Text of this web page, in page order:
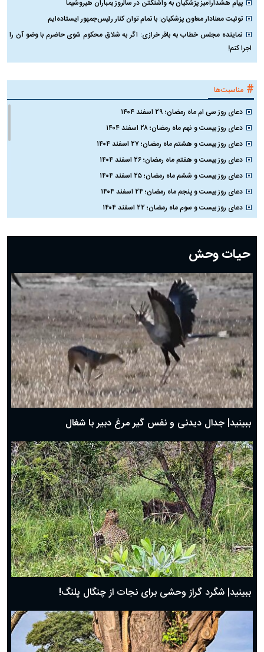
پیام هشدارآمیز پزشکیان به واشنگتن در سالروز بمباران هیروشیما
توئیت معنادار معاون پزشکیان: با تمام توان کنار رئیس‌جمهور ایستاده‌ایم
نماینده مجلس خطاب به باقر خرازی: اگر به شلاق محکوم شوی حاضرم با وضو آن را
اجرا کنم!
# مناسبت‌ها
دعای روز سی ام ماه رمضان؛ ۲۹ اسفند ۱۴۰۴
دعای روز بیست و نهم ماه رمضان؛ ۲۸ اسفند ۱۴۰۴
دعای روز بیست و هشتم ماه رمضان؛ ۲۷ اسفند ۱۴۰۴
دعای روز بیست و هفتم ماه رمضان؛ ۲۶ اسفند ۱۴۰۴
دعای روز بیست و ششم ماه رمضان؛ ۲۵ اسفند ۱۴۰۴
دعای روز بیست و پنجم ماه رمضان؛ ۲۴ اسفند ۱۴۰۴
دعای روز بیست و سوم ماه رمضان؛ ۲۲ اسفند ۱۴۰۴
دعای روز بیستم ماه رمضان؛ ۱۹ اسفند ۱۴۰۴
دعای روز هشتم ماه مبارک رمضان؛ ۷ اسفند ماه ۱۴۰۴
دعای روز هفتم ماه رمضان؛ ۶ اسفند ۱۴۰۴
دعای روز ششم ماه رمضان؛ ۵ اسفند ۱۴۰۴
دعای روز پنجم ماه رمضان؛ ۴ اسفند ۱۴۰۴
دعای روز چهارم ماه مبارک رمضان؛ ۳ اسفند ۱۴۰۴
دعای روز سوم ماه مبارک رمضان؛ ۱۴ اسفند ۱۴۰۴
دعای روز دوم ماه مبارک رمضان ۱ اسفند ماه ۱۴۰۴
دعای روز اول ماه مبارک رمضان، ۳۰ بهمن ۱۴۰۴
حضرت زینب(س) چگونه از دنیا رفت؟
بهترین پیامک تبریک روز پدر ۱۴۰۴؛ جملات زیبا و صمیمانه
حیات وحش
ببینید| جدال دیدنی و نفس گیر مرغ دبیر با شغال
ببینید| شگرد گراز وحشی برای نجات از چنگال پلنگ!